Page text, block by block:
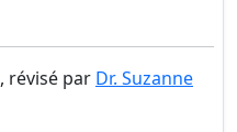
, révisé par Dr. Suzanne